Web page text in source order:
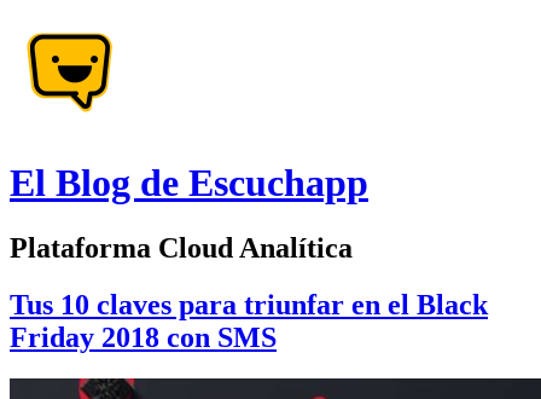
El Blog de Escuchapp
Plataforma Cloud Analítica
Tus 10 claves para triunfar en el Black
Friday 2018 con SMS